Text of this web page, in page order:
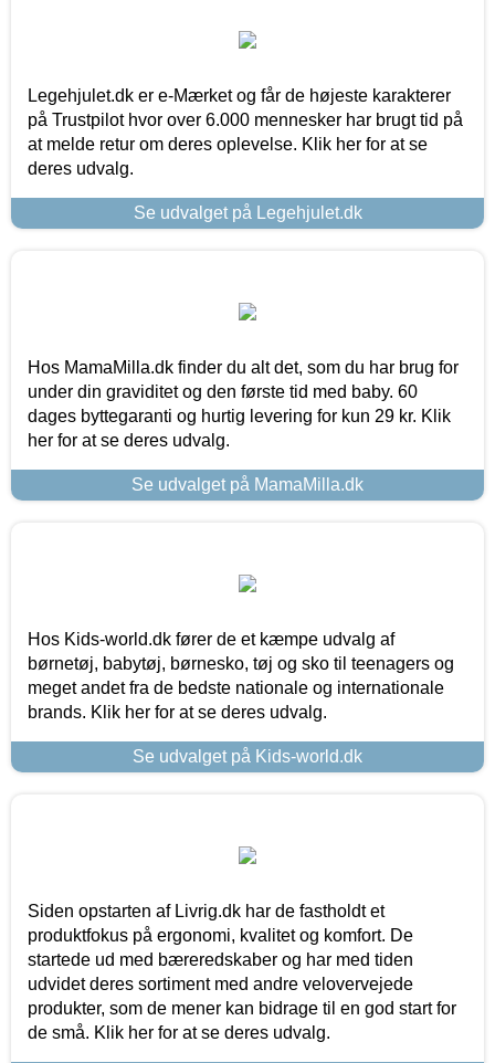
Legehjulet.dk er e-Mærket og får de højeste karakterer
på Trustpilot hvor over 6.000 mennesker har brugt tid på
at melde retur om deres oplevelse. Klik her for at se
deres udvalg.
Se udvalget på Legehjulet.dk
Hos MamaMilla.dk finder du alt det, som du har brug for
under din graviditet og den første tid med baby. 60
dages byttegaranti og hurtig levering for kun 29 kr. Klik
her for at se deres udvalg.
Se udvalget på MamaMilla.dk
Hos Kids-world.dk fører de et kæmpe udvalg af
børnetøj, babytøj, børnesko, tøj og sko til teenagers og
meget andet fra de bedste nationale og internationale
brands. Klik her for at se deres udvalg.
Se udvalget på Kids-world.dk
Siden opstarten af Livrig.dk har de fastholdt et
produktfokus på ergonomi, kvalitet og komfort. De
startede ud med bæreredskaber og har med tiden
udvidet deres sortiment med andre velovervejede
produkter, som de mener kan bidrage til en god start for
de små. Klik her for at se deres udvalg.